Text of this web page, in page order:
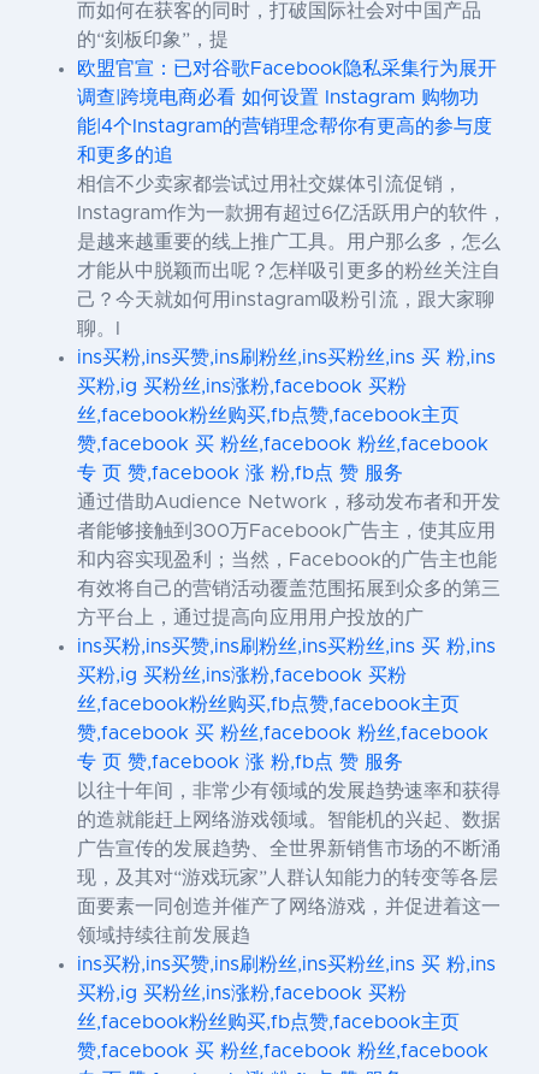
而如何在获客的同时，打破国际社会对中国产品
的“刻板印象”，提
欧盟官宣：已对谷歌Facebook隐私采集行为展开
调查|跨境电商必看 如何设置 Instagram 购物功
能|4个Instagram的营销理念帮你有更高的参与度
和更多的追
相信不少卖家都尝试过用社交媒体引流促销，
Instagram作为一款拥有超过6亿活跃用户的软件，
是越来越重要的线上推广工具。用户那么多，怎么
才能从中脱颖而出呢？怎样吸引更多的粉丝关注自
己？今天就如何用instagram吸粉引流，跟大家聊
聊。I
ins买粉,ins买赞,ins刷粉丝,ins买粉丝,ins 买 粉,ins
买粉,ig 买粉丝,ins涨粉,facebook 买粉
丝,facebook粉丝购买,fb点赞,facebook主页
赞,facebook 买 粉丝,facebook 粉丝,facebook
专 页 赞,facebook 涨 粉,fb点 赞 服务
通过借助Audience Network，移动发布者和开发
者能够接触到300万Facebook广告主，使其应用
和内容实现盈利；当然，Facebook的广告主也能
有效将自己的营销活动覆盖范围拓展到众多的第三
方平台上，通过提高向应用用户投放的广
ins买粉,ins买赞,ins刷粉丝,ins买粉丝,ins 买 粉,ins
买粉,ig 买粉丝,ins涨粉,facebook 买粉
丝,facebook粉丝购买,fb点赞,facebook主页
赞,facebook 买 粉丝,facebook 粉丝,facebook
专 页 赞,facebook 涨 粉,fb点 赞 服务
以往十年间，非常少有领域的发展趋势速率和获得
的造就能赶上网络游戏领域。智能机的兴起、数据
广告宣传的发展趋势、全世界新销售市场的不断涌
现，及其对“游戏玩家”人群认知能力的转变等各层
面要素一同创造并催产了网络游戏，并促进着这一
领域持续往前发展趋
ins买粉,ins买赞,ins刷粉丝,ins买粉丝,ins 买 粉,ins
买粉,ig 买粉丝,ins涨粉,facebook 买粉
丝,facebook粉丝购买,fb点赞,facebook主页
赞,facebook 买 粉丝,facebook 粉丝,facebook